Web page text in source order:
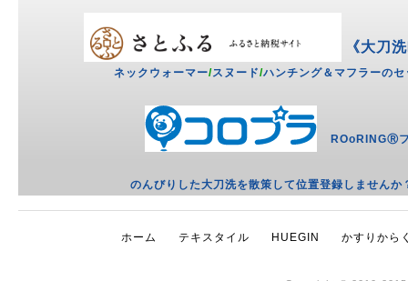
《大刀
ネックウォーマー/スヌード/ハンチング＆マフラーの
ROoRINGⓇ
のんびりした大刀洗を散策して位置登録しません
ホーム テキスタイル HUEGIN かすりから